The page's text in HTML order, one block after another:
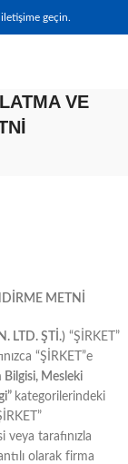
geçin.
VE
METNİ
LTD. ŞTİ.) “ŞİRKET”
“ŞİRKET”e
Bilgisi, Mesleki
kategorilerindeki
tarafınızla
olarak firma